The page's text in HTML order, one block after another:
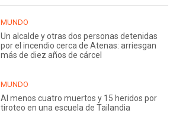
MUNDO
Un alcalde y otras dos personas detenidas
por el incendio cerca de Atenas: arriesgan
más de diez años de cárcel
MUNDO
Al menos cuatro muertos y 15 heridos por
tiroteo en una escuela de Tailandia